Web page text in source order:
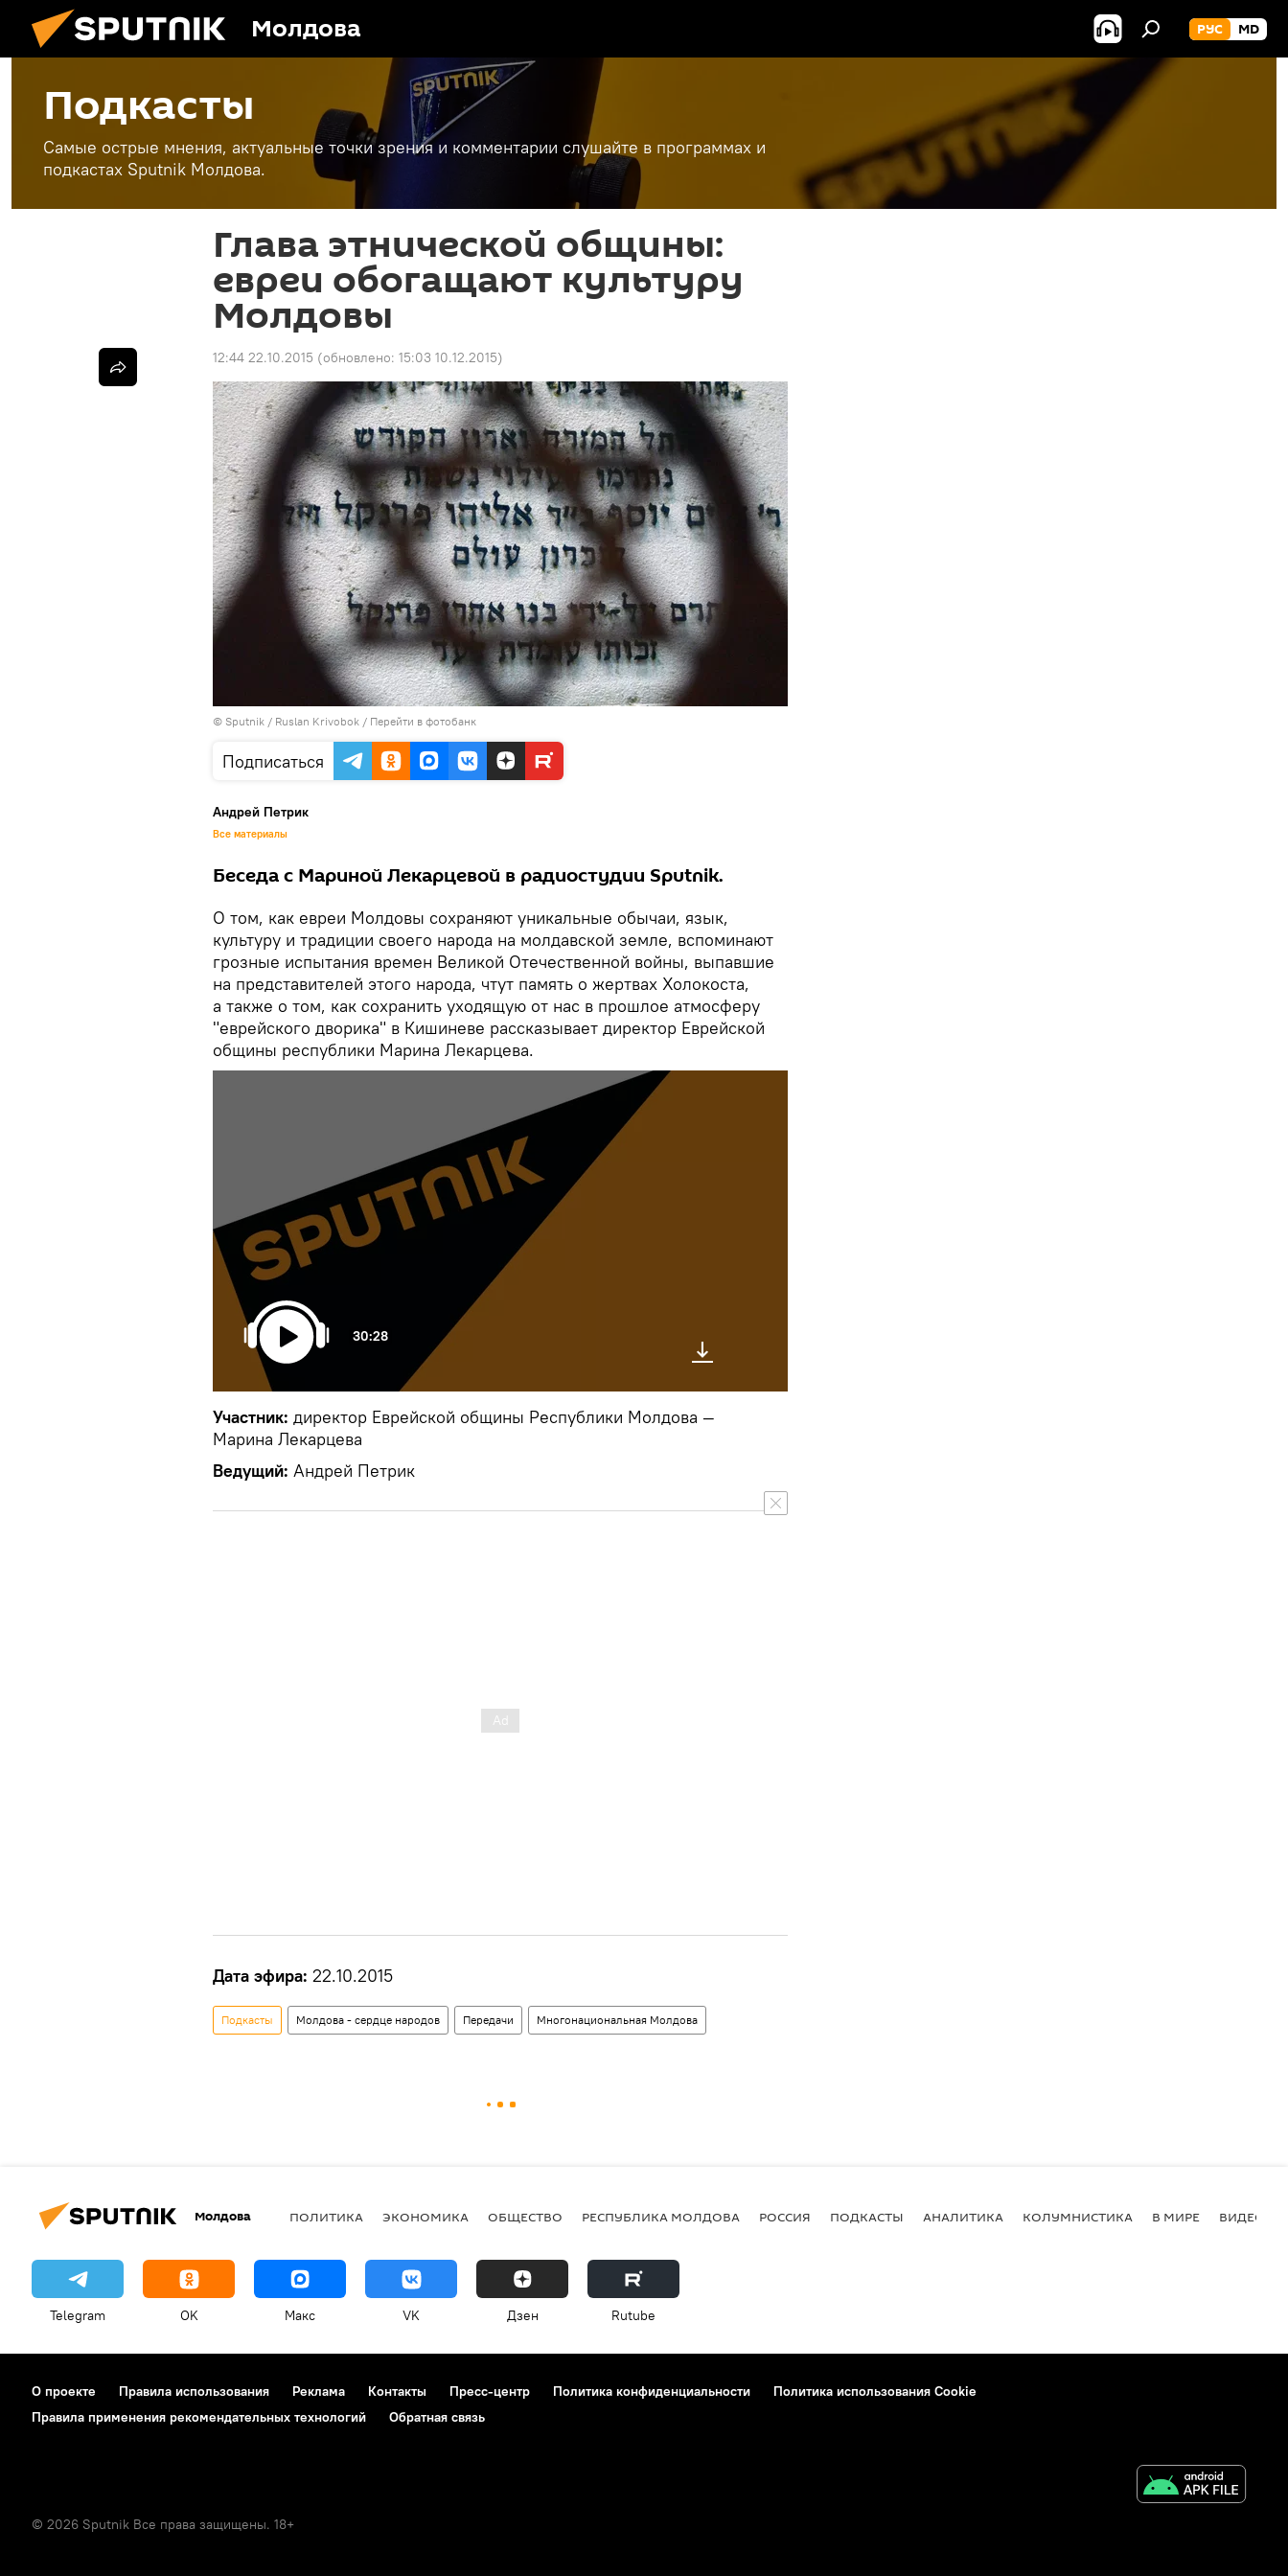
Молдова РУС MD
Подкасты
Самые острые мнения, актуальные точки зрения и комментарии слушайте в программах и
подкастах Sputnik Молдова.
Глава этнической общины:
евреи обогащают культуру
Молдовы
12:44 22.10.2015 (обновлено: 15:03 10.12.2015)
© Sputnik / Ruslan Krivobok / Перейти в фотобанк
Подписаться
Андрей Петрик
Все материалы
Беседа с Мариной Лекарцевой в радиостудии Sputnik.
О том, как евреи Молдовы сохраняют уникальные обычаи, язык,
культуру и традиции своего народа на молдавской земле, вспоминают
грозные испытания времен Великой Отечественной войны, выпавшие
на представителей этого народа, чтут память о жертвах Холокоста,
а также о том, как сохранить уходящую от нас в прошлое атмосферу
"еврейского дворика" в Кишиневе рассказывает директор Еврейской
общины республики Марина Лекарцева.
30:28
Участник: директор Еврейской общины Республики Молдова —
Марина Лекарцева
Ведущий: Андрей Петрик
Дата эфира: 22.10.2015
Подкасты Молдова - сердце народов Передачи Многонациональная Молдова
Молдова ПОЛИТИКА ЭКОНОМИКА ОБЩЕСТВО РЕСПУБЛИКА МОЛДОВА РОССИЯ ПОДКАСТЫ АНАЛИТИКА КОЛУМНИСТИКА В МИРЕ ВИДЕО
Telegram OK Макс VK Дзен Rutube
О проекте Правила использования Реклама Контакты Пресс-центр Политика конфиденциальности
Политика использования Cookie
Правила применения рекомендательных технологий
Обратная связь
© 2026 Sputnik Все права защищены. 18+